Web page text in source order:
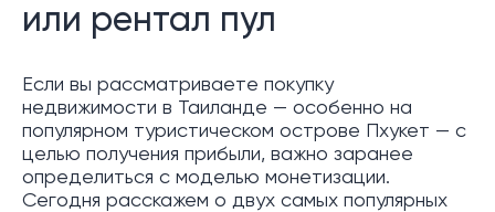
или рентал пул
Если вы рассматриваете покупку
недвижимости в Таиланде — особенно на
популярном туристическом острове Пхукет — с
целью получения прибыли, важно заранее
определиться с моделью монетизации.
Сегодня расскажем о двух самых популярных